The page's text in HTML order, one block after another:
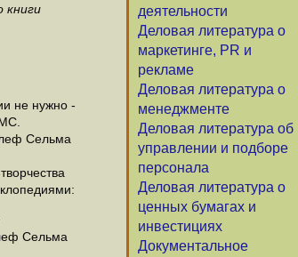
деятельности
Деловая литература о
маркетинге, PR и
рекламе
Деловая литература о
менеджменте
Деловая литература об
управлении и подборе
персонала
Деловая литература о
ценных бумагах и
инвестициях
Документальное
книги
не нужно -
Сельма
Сельма